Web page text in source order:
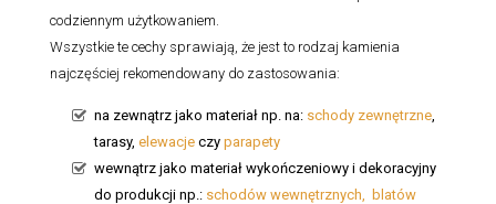
codziennym użytkowaniem.
Wszystkie te cechy sprawiają, że jest to rodzaj kamienia
najczęściej rekomendowany do zastosowania:
na zewnątrz jako materiał np. na: schody zewnętrzne
tarasy, elewacje czy parapety
wewnątrz jako materiał wykończeniowy i dekoracyjny
do produkcji np.: schodów wewnętrznych,
blatów